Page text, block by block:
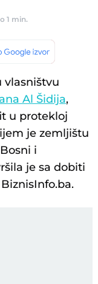
1 min.
vlasništvu
Al Šidija,
u protekloj
je zemljištu
i
je sa dobiti